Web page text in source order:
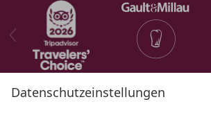
Datenschutzeinstellungen